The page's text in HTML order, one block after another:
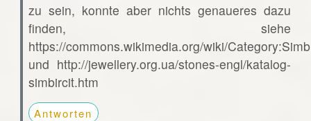
zu sein, konnte aber nichts genaueres dazu
finden, siehe
https://commons.wikimedia.org/wiki/
und http://jewellery.org.ua/stones-engl/katalog-
simbircit.htm
Antworten